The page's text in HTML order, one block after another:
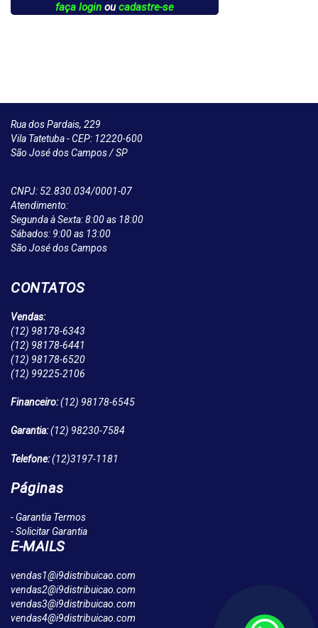
faça loginoucadastre-se
Rua dos Pardais, 229
Vila Tatetuba - CEP: 12220-600
São José dos Campos / SP
CNPJ: 52.830.034/0001-07
Atendimento:
Segunda à Sexta: 8:00 as 18:00
Sábados: 9:00 as 13:00
São José dos Campos
CONTATOS
Vendas:
(12) 98178-6343
(12) 98178-6441
(12) 98178-6520
(12) 99225-2106
Financeiro:(12) 98178-6545
Garantia:(12) 98230-7584
Telefone:(12)3197-1181
Páginas
- Garantia Termos
- Solicitar Garantia
E-MAILS
vendas1@i9distribuicao.com
vendas2@i9distribuicao.com
vendas3@i9distribuicao.com
vendas4@i9distribuicao.com